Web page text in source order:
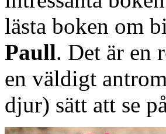
lästa boken om
Paull. Det är en
en väldigt
djur) sätt att se